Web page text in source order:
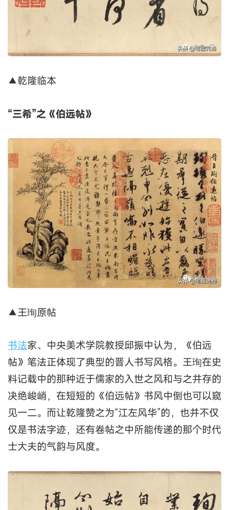
▲乾隆临本
“三希”之《伯远帖》
▲王珣原帖
书法家、中央美术学院教授邱振中认为，《伯远
帖》笔法正体现了典型的晋人书写风格。王珣在史
料记载中的那种近于儒家的入世之风和与之并存的
决绝峻峭，在短短的《伯远帖》书风中倒也可以窥
见一二。而让乾隆赞之为“江左风华”的，也并不仅
仅是书法字迹，还有卷帖之中所能传递的那个时代
士大夫的气韵与风度。